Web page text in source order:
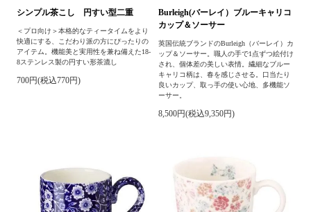
シンプル茶こし 円すい型二重
＜プロ向け＞本格的なティータイムをより
快適にする、こだわり派の方にぴったりの
アイテム。機能美と実用性を兼ね備えた18-
8ステンレス製の円すい形茶漉し
700円(税込770円)
Burleigh(バーレイ）ブルーキャリコ
カップ＆ソーサー
英国伝統ブランドのBurleigh（バーレイ）カ
ップ＆ソーサー。職人の手で1点ずつ絵付け
され、個体差の美しい表情。繊細なブルー
キャリコ柄は、春を感じさせる。口当たり
良いカップ、取っ手の使い心地、多機能ソ
ーサー。
8,500円(税込9,350円)